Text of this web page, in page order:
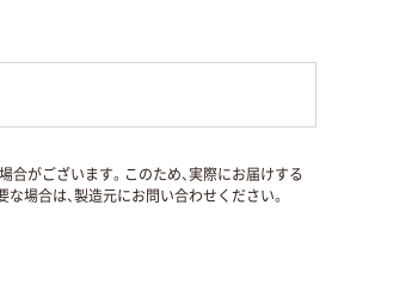
合がございます。このため、実際にお届けする
場合は、製造元にお問い合わせください。